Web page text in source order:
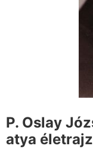
P. Oslay
atya